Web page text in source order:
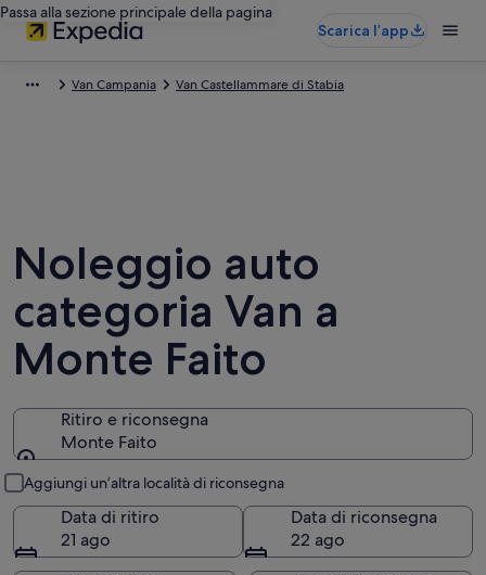
Passa alla sezione principale della pagina
Scarica l’app
Van Campania Van Castellammare di Stabia
Noleggio auto
categoria Van a
Monte Faito
Ritiro e riconsegna
Monte Faito
Aggiungi un’altra località di riconsegna
Data di ritiro
21 ago
Data di riconsegna
22 ago